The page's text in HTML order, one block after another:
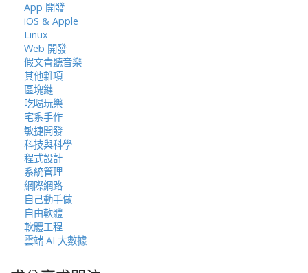
App 開發
iOS & Apple
Linux
Web 開發
假文青聽音樂
其他雜項
區塊鏈
吃喝玩樂
宅系手作
敏捷開發
科技與科學
程式設計
系統管理
網際網路
自己動手做
自由軟體
軟體工程
雲端 AI 大數據